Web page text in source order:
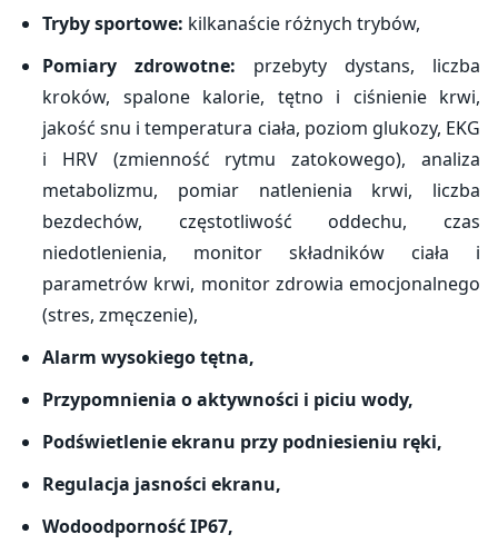
Tryby sportowe: kilkanaście różnych trybów,
Pomiary zdrowotne: przebyty dystans, liczba
kroków, spalone kalorie, tętno i ciśnienie krwi,
jakość snu i temperatura ciała, poziom glukozy, EKG
i HRV (zmienność rytmu zatokowego), analiza
metabolizmu, pomiar natlenienia krwi, liczba
bezdechów, częstotliwość oddechu, czas
niedotlenienia, monitor składników ciała i
parametrów krwi, monitor zdrowia emocjonalnego
(stres, zmęczenie),
Alarm wysokiego tętna,
Przypomnienia o aktywności i piciu wody,
Podświetlenie ekranu przy podniesieniu ręki,
Regulacja jasności ekranu,
Wodoodporność IP67,